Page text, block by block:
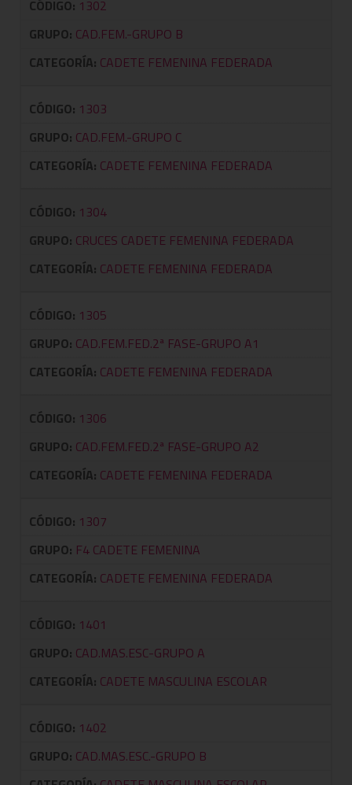
CÓDIGO: 1302
GRUPO: CAD.FEM.-GRUPO B
CATEGORÍA: CADETE FEMENINA FEDERADA
CÓDIGO: 1303
GRUPO: CAD.FEM.-GRUPO C
CATEGORÍA: CADETE FEMENINA FEDERADA
CÓDIGO: 1304
GRUPO: CRUCES CADETE FEMENINA FEDERADA
CATEGORÍA: CADETE FEMENINA FEDERADA
CÓDIGO: 1305
GRUPO: CAD.FEM.FED.2ª FASE-GRUPO A1
CATEGORÍA: CADETE FEMENINA FEDERADA
CÓDIGO: 1306
GRUPO: CAD.FEM.FED.2ª FASE-GRUPO A2
CATEGORÍA: CADETE FEMENINA FEDERADA
CÓDIGO: 1307
GRUPO: F4 CADETE FEMENINA
CATEGORÍA: CADETE FEMENINA FEDERADA
CÓDIGO: 1401
GRUPO: CAD.MAS.ESC-GRUPO A
CATEGORÍA: CADETE MASCULINA ESCOLAR
CÓDIGO: 1402
GRUPO: CAD.MAS.ESC.-GRUPO B